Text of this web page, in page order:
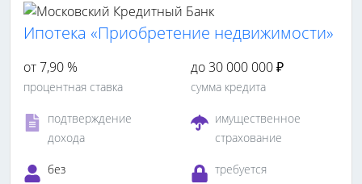
Ипотека «Приобретение недвижимости»
от 7,90 %
процентная ставка
до 30 000 000 ₽
сумма кредита
подтверждение
дохода
имущественное
страхование
без
требуется